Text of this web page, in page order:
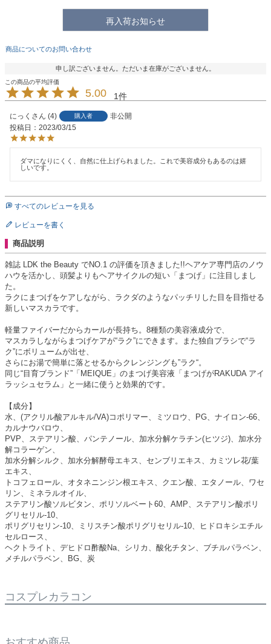
再入荷お知らせ
商品についてのお問い合わせ
申し訳ございません。ただいま在庫がございません。
5.00 1
にっく 4 購入者
非公開
投稿日
2023/03/15
ダマになりにくく、自然に仕上げられました。これで美容成分もあるのは嬉
しいです。
すべてのレビューを見る
レビューを書く
商品説明
雑誌 LDK the Beauty でNO.1 の評価を頂きました!!ヘアケア専門店のノウ
ハウを活かし、頭髪よりもヘアサイクルの短い「まつげ」に注目しまし
た。
ラクにまつげをケアしながら、ラクダのようなパッチリした目を目指せる
新しいマスカラです。
軽量ファイバーだからカールが長持ち。8種類の美容液成分で、
マスカラしながらまつげケアが“ラク”にできます。また独自ブラシで“ラ
ク”にボリュームが出せ、
さらにお湯で簡単に落とせるからクレンジングも”ラク“。
同じ“目育ブランド”「MEIQUE」のまつげ美容液「まつげがRAKUDA アイ
ラッシュセラム」と一緒に使うと効果的です。
【成分】
水、(アクリル酸アルキル/VA)コポリマー、ミツロウ、PG、ナイロン‐66、
カルナウバロウ、
PVP、ステアリン酸、パンテノール、加水分解ケラチン(ヒツジ)、加水分
解コラーゲン、
加水分解シルク、加水分解酵母エキス、センブリエキス、カミツレ花/葉
エキス、
トコフェロール、オタネニンジン根エキス、クエン酸、エタノール、ワセ
リン、ミネラルオイル、
ステアリン酸ソルビタン、ポリソルベート60、AMP、ステアリン酸ポリ
グリセリル‐10、
ポリグリセリン‐10、ミリスチン酸ポリグリセリル‐10、ヒドロキシエチル
セルロース、
ヘクトライト、デヒドロ酢酸Na、シリカ、酸化チタン、ブチルパラベン、
メチルパラベン、BG、炭
コスプレカラコン